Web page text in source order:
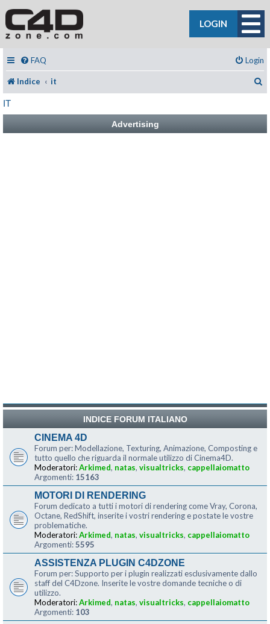
LOGIN
FAQ Login
Indice it
IT
Advertising
INDICE FORUM ITALIANO
CINEMA 4D
Forum per: Modellazione, Texturing, Animazione, Composting e
tutto quello che riguarda il normale utilizzo di Cinema4D.
Moderatori:Arkimed, natas, visualtricks, cappellaiomatto
Argomenti: 15163
MOTORI DI RENDERING
Forum dedicato a tutti i motori di rendering come Vray, Corona,
Octane, RedShift, inserite i vostri rendering e postate le vostre
problematiche.
Moderatori:Arkimed, natas, visualtricks, cappellaiomatto
Argomenti:5595
ASSISTENZA PLUGIN C4DZONE
Forum per: Supporto per i plugin realizzati esclusivamente dallo
staff del C4Dzone. Inserite le vostre domande tecniche o di
utilizzo.
Moderatori:Arkimed, natas, visualtricks, cappellaiomatto
Argomenti: 103